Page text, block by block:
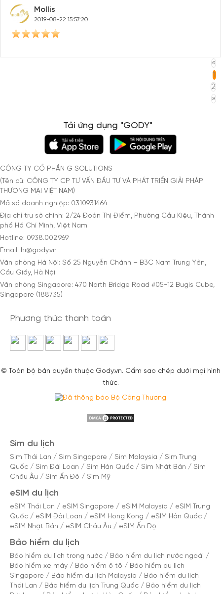
Mollis
2019-08-22 15:57:20
«
1
2
»
Tải ứng dụng "GODY"
CÔNG TY CỔ PHẦN G SOLUTIONS
(Tên cũ: CÔNG TY CP TƯ VẤN ĐẦU TƯ VÀ PHÁT TRIỂN GIẢI PHÁP
THƯƠNG MẠI VIỆT NAM)
Mã số doanh nghiệp: 0310931464
Địa chỉ trụ sở chính: 2/24 Đoàn Thị Điểm, Phường Cầu Kiệu, Thành
phố Hồ Chí Minh, Việt Nam
Hotline: 0938.002.969
Email: hi@gody.vn
Văn phòng Hà Nội: Số 25 Nguyễn Chánh – B3C Nam Trung Yên,
Cầu Giấy, Hà Nội
Văn phòng Singapore: 470 North Bridge Road #05-12 Bugis Cube,
Singapore (188735)
Phương thức thanh toán
© Toàn bộ bản quyền thuộc Gody.vn. Cấm sao chép dưới mọi hình
thức.
Sim du lịch
Sim Thái Lan / Sim Singapore / Sim Malaysia / Sim Trung
Quốc / Sim Đài Loan / Sim Hàn Quốc / Sim Nhật Bản / Sim
Châu Âu / Sim Ấn Độ / Sim Mỹ
eSIM du lịch
eSIM Thái Lan / eSIM Singapore / eSIM Malaysia / eSIM Trung
Quốc / eSIM Đài Loan / eSIM Hong Kong / eSIM Hàn Quốc /
eSIM Nhật Bản / eSIM Châu Âu / eSIM Ấn Độ
Bảo hiểm du lịch
Bảo hiểm du lịch trong nước / Bảo hiểm du lịch nước ngoài /
Bảo hiểm xe máy / Bảo hiểm ô tô / Bảo hiểm du lịch
Singapore / Bảo hiểm du lịch Malaysia / Bảo hiểm du lịch
Thái Lan / Bảo hiểm du lịch Trung Quốc / Bảo hiểm du lịch